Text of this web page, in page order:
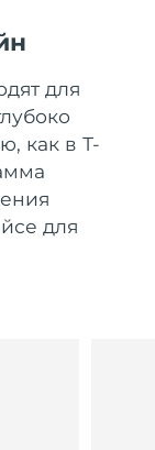
для
как в Т-
для
дата доставки
16.08.2026
доставки
10.08.2026
дата доставки
8.08.2026